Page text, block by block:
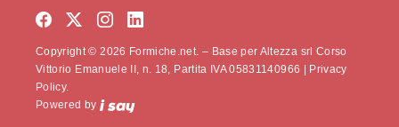
Copyright © 2026 Formiche.net. – Base per Altezza srl Corso
Vittorio Emanuele II, n. 18, Partita IVA 05831140966 |
Privacy
Policy.
Powered by